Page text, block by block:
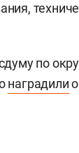
по
наградили